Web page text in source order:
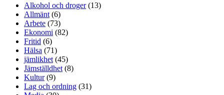
Alkohol och droger(13)
Allmänt (6)
Arbete (73)
Ekonomi (82)
Fritid (6)
Hälsa (71)
jämlikhet (45)
Jämställdhet (8)
Kultur(9)
Lag och ordning (31)